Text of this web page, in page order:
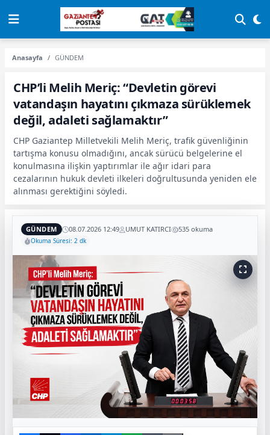
Anasayfa GÜNDEM
CHP’li Melih Meriç: “Devletin görevi
vatandaşın hayatını çıkmaza sürüklemek
değil, adaleti sağlamaktır”
CHP Gaziantep Milletvekili Melih Meriç, trafik güvenliğinin
tartışma konusu olmadığını, ancak sürücü belgelerine el
konulmasına ilişkin yaptırımlar ile ağır idari para
cezalarının hukuk devleti ilkeleri doğrultusunda yeniden ele
alınması gerektiğini söyledi.
GÜNDEM 08.07.2026 12:49 UMUT KATIRCI 535 okuma
Okuma Süresi: 2 dk